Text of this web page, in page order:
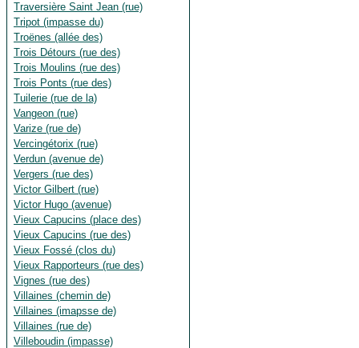
Traversière Saint Jean (rue)
Tripot (impasse du)
Troënes (allée des)
Trois Détours (rue des)
Trois Moulins (rue des)
Trois Ponts (rue des)
Tuilerie (rue de la)
Vangeon (rue)
Varize (rue de)
Vercingétorix (rue)
Verdun (avenue de)
Vergers (rue des)
Victor Gilbert (rue)
Victor Hugo (avenue)
Vieux Capucins (place des)
Vieux Capucins (rue des)
Vieux Fossé (clos du)
Vieux Rapporteurs (rue des)
Vignes (rue des)
Villaines (chemin de)
Villaines (imapsse de)
Villaines (rue de)
Villeboudin (impasse)